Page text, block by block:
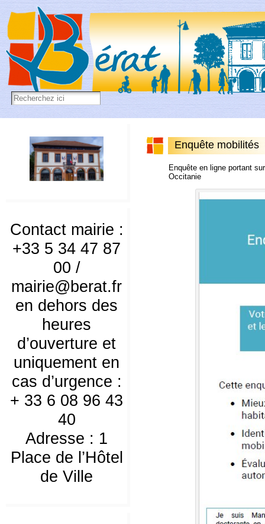
Contact mairie :
+33 5 34 47 87
00 /
mairie@berat.fr
en dehors des
heures
d’ouverture et
uniquement en
cas d’urgence :
+ 33 6 08 96 43
40
Adresse : 1
Place de l’Hôtel
de Ville
Enquête mobilités
Enquête en ligne portant
Occitanie